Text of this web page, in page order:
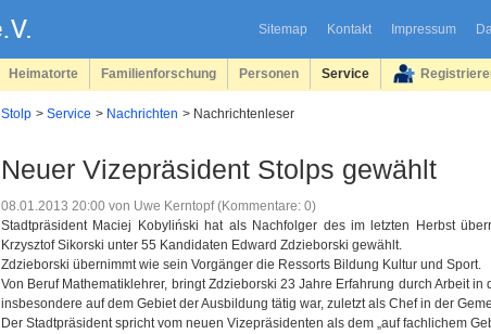
Sitemap Kontakt Impressum
Heimatorte Familienforschung Personen Service
Stolp Service Nachrichten Nachrichtenleser
Neuer Vizepräsident Stolps gewählt
08.01.2013 20:00 von Uwe Kerntopf (Kommentare: 0)
Stadtpräsident Maciej Kobyliński hat als Nachfolger des im letzten Herbst
Krzysztof Sikorski unter 55 Kandidaten Edward Zdzieborski gewählt.
Zdzieborski übernimmt wie sein Vorgänger die Ressorts Bildung Kultur und Sport.
Von Beruf Mathematiklehrer, bringt Zdzieborski 23 Jahre Erfahrung durch Arbeit
insbesondere auf dem Gebiet der Ausbildung tätig war, zuletzt als Chef in der
Der Stadtpräsident spricht vom neuen Vizepräsidenten als dem „auf fachlichem